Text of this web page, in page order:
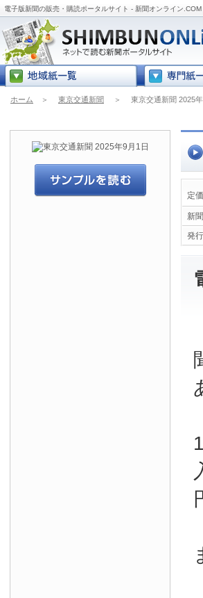
電子版新聞の販売・購読ポータルサイト - 新聞オンライン.COM
ホーム ＞ 東京交通新聞 ＞ 東京交通新聞 2025
定
新
発